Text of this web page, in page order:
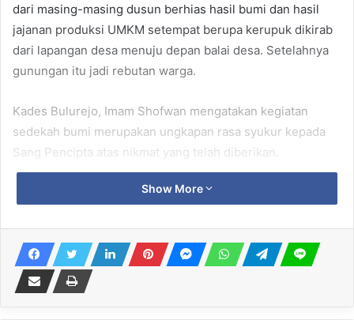
dari masing-masing dusun berhias hasil bumi dan hasil
jajanan produksi UMKM setempat berupa kerupuk dikirab
dari lapangan desa menuju depan balai desa. Setelahnya
gunungan itu jadi rebutan warga.
Kades Bulurejo, Imam Shofwan mengatakan kegiatan
sedekah bumi merupakan ungkapan rasa syukur kepada
Sang Pencipta atas nikmat yang telah diberikan.
Momentum Jalan Sehat Kemerdekaan,
SDN Ledokwetan Bojonegoro
Show More